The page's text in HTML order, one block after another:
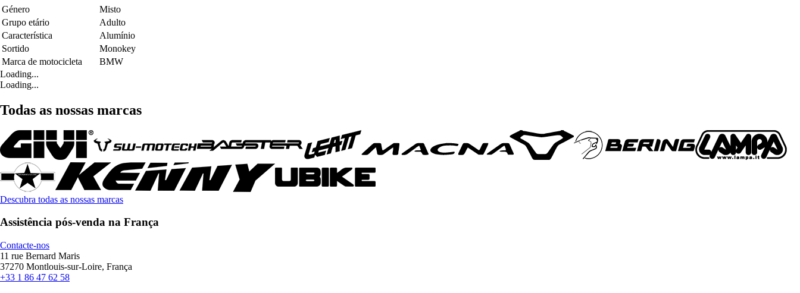
Género
Misto
Grupo etário
Adulto
Característica
Alumínio
Sortido
Monokey
Marca de motocicleta
BMW
Loading...
Loading...
Todas as nossas marcas
Descubra todas as nossas marcas
Assistência pós-venda na França
Contacte-nos
11 rue Bernard Maris
37270 Montlouis-sur-Loire, França
+33 1 86 47 62 58